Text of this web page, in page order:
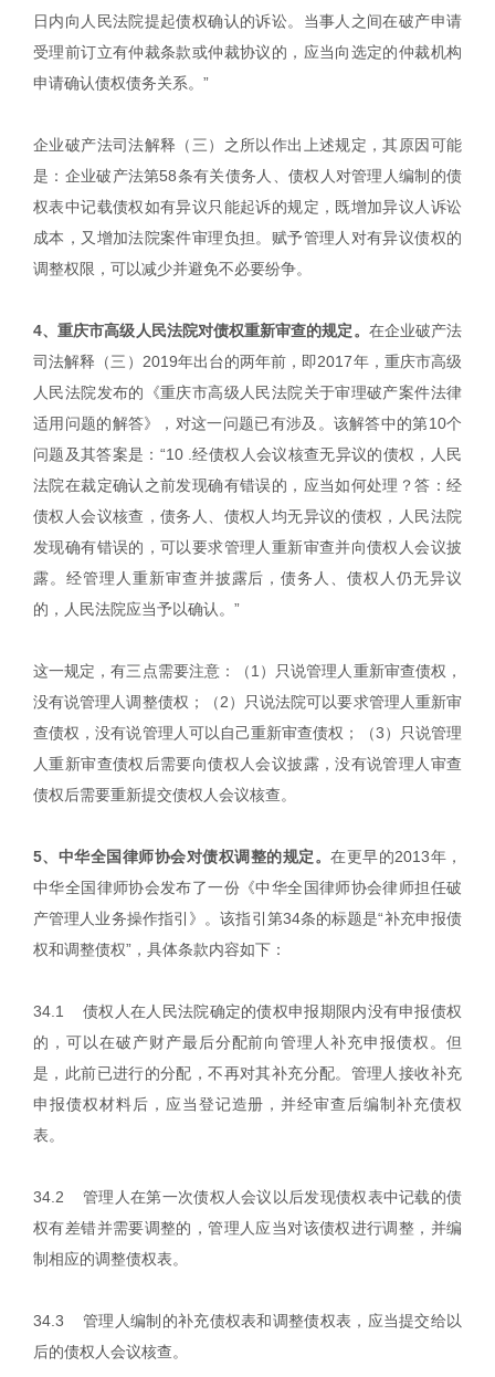
日内向人民法院提起债权确认的诉讼。当事人之间在破产申请
受理前订立有仲裁条款或仲裁协议的，应当向选定的仲裁机构
申请确认债权债务关系。”
企业破产法司法解释（三）之所以作出上述规定，其原因可能
是：企业破产法第58条有关债务人、债权人对管理人编制的债
权表中记载债权如有异议只能起诉的规定，既增加异议人诉讼
成本，又增加法院案件审理负担。赋予管理人对有异议债权的
调整权限，可以减少并避免不必要纷争。
4、重庆市高级人民法院对债权重新审查的规定。 在企业破产法
司法解释（三）2019年出台的两年前，即2017年，重庆市高级
人民法院发布的《重庆市高级人民法院关于审理破产案件法律
适用问题的解答》，对这一问题已有涉及。该解答中的第10个
问题及其答案是：“10 .经债权人会议核查无异议的债权，人民
法院在裁定确认之前发现确有错误的，应当如何处理？答：经
债权人会议核查，债务人、债权人均无异议的债权，人民法院
发现确有错误的，可以要求管理人重新审查并向债权人会议披
露。经管理人重新审查并披露后，债务人、债权人仍无异议
的，人民法院应当予以确认。”
这一规定，有三点需要注意：（1）只说管理人重新审查债权，
没有说管理人调整债权；（2）只说法院可以要求管理人重新审
查债权，没有说管理人可以自己重新审查债权；（3）只说管理
人重新审查债权后需要向债权人会议披露，没有说管理人审查
债权后需要重新提交债权人会议核查。
5、中华全国律师协会对债权调整的规定。在更早的2013年，
中华全国律师协会发布了一份《中华全国律师协会律师担任破
产管理人业务操作指引》。该指引第34条的标题是“补充申报债
权和调整债权”，具体条款内容如下：
34.1 债权人在人民法院确定的债权申报期限内没有申报债权
的，可以在破产财产最后分配前向管理人补充申报债权。但
是，此前已进行的分配，不再对其补充分配。管理人接收补充
申报债权材料后，应当登记造册，并经审查后编制补充债权
表。
34.2 管理人在第一次债权人会议以后发现债权表中记载的债
权有差错并需要调整的，管理人应当对该债权进行调整，并编
制相应的调整债权表。
34.3 管理人编制的补充债权表和调整债权表，应当提交给以
后的债权人会议核查。